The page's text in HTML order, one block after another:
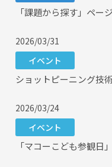
「課題から探す」ペー
2026/03/31
イベント
ショットピーニング技
2026/03/24
イベント
「マコーこども参観日